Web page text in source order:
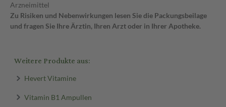
Arzneimittel
Zu Risiken und Nebenwirkungen lesen Sie die Packungsbeilage
und fragen Sie Ihre Ärztin, Ihren Arzt oder in Ihrer Apotheke.
Weitere Produkte aus:
Hevert Vitamine
Vitamin B1 Ampullen